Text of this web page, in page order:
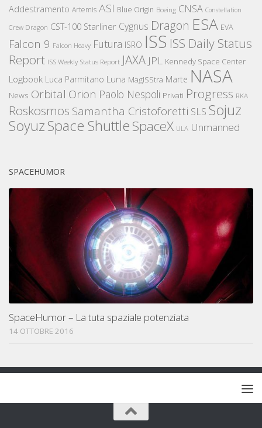
Addestramento Artemis ASI Blue Origin Boeing CNSA Constellation
Crew Dragon CST-100 Starliner Cygnus Dragon ESA EVA
Falcon 9 Falcon Heavy Futura ISRO ISS ISS Daily Status
Report ISS Weekly Status Report JAXA JPL Kennedy Space Center
Logbook Luca Parmitano Luna MagISStra Marte NASA
News Orbital Orion Paolo Nespoli Privati Progress RKA
Roskosmos Samantha Cristoforetti SLS Sojuz
SoyuzSpace ShuttleSpaceX ULA Unmanned
SPACEHUMOR
SpaceHumor – La tuta spaziale potenziata
14 OTTOBRE 2016